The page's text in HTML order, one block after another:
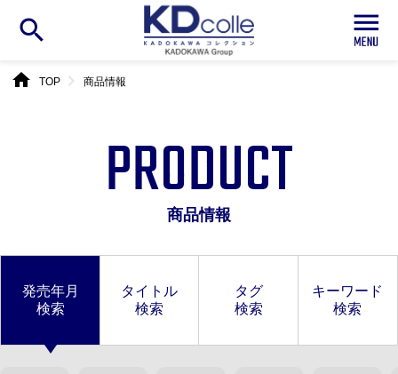
search
home TOPchevron_right 商品情報
PRODUCT
商品情報
発売年月
検索
タイトル
検索
タグ
検索
キーワード
検索